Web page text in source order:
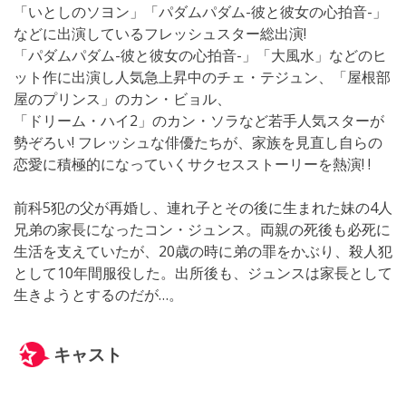
「いとしのソヨン」「パダムパダム-彼と彼女の心拍音-」
などに出演しているフレッシュスター総出演!
「パダムパダム-彼と彼女の心拍音-」「大風水」などのヒ
ット作に出演し人気急上昇中のチェ・テジュン、「屋根部
屋のプリンス」のカン・ビョル、
「ドリーム・ハイ2」のカン・ソラなど若手人気スターが
勢ぞろい! フレッシュな俳優たちが、家族を見直し自らの
恋愛に積極的になっていくサクセスストーリーを熱演! !
前科5犯の父が再婚し、連れ子とその後に生まれた妹の4人
兄弟の家長になったコン・ジュンス。両親の死後も必死に
生活を支えていたが、20歳の時に弟の罪をかぶり、殺人犯
として10年間服役した。出所後も、ジュンスは家長として
生きようとするのだが…。
キャスト